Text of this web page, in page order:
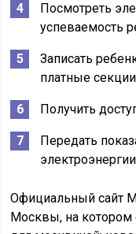
Посмотреть
успеваемость
Записать
платные
Получить
Передать
Официальный сайт
Москвы, на котором